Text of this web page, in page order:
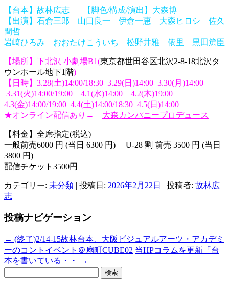
【台本】故林広志 【脚色/構成/演出】大森博
【出演】石倉三郎 山口良一 伊倉一恵 大森ヒロシ 佐久
間哲
岩崎ひろみ おおたけこういち 松野井雅 依里 黒田篤臣
【場所】下北沢 小劇場B1(東京都世田谷区北沢2-8-18北沢タ
ウンホール地下1階)
【日時】3.28(土)14:00/18:30 3.29(日)14:00 3.30(月)14:00
3.31(火)14:00/19:00 4.1(水)14:00 4.2(木)19:00
4.3(金)14:00/19:00 4.4(土)14:00/18:30 4.5(日)14:00
★オンライン配信あり→ 大森カンパニープロデュース
【料金】全席指定(税込)
一般前売6000 円 (当日 6300 円) U-28 割 前売 3500 円 (当日
3800 円)
配信チケット3500円
カテゴリー: 未分類 | 投稿日: 2026年2月22日 | 投稿者: 故林広
志
投稿ナビゲーション
← (終了)2/14-15故林台本、大阪ビジュアルアーツ・アカデミ
ーのコントイベント＠扇町CUBE02 当HPコラムを更新「台
本を書いている・・
→